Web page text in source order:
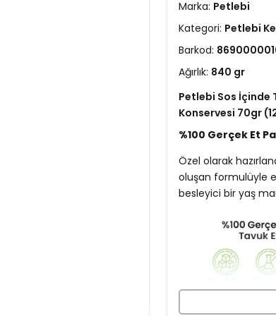
Marka: Petlebi
Kategori: Petlebi
Barkod:
Ağırlık: 840 gr
Petlebi Sos İçinde
Konservesi 70gr
%100 Gerçek Et
Özel olarak
oluşan formulüyle
besleyici bir yaş